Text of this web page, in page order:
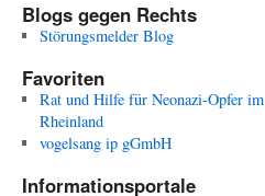
Blogs gegen Rechts
Störungsmelder Blog
Favoriten
Rat und Hilfe für Neonazi-Opfer im
Rheinland
vogelsang ip gGmbH
Informationsportale